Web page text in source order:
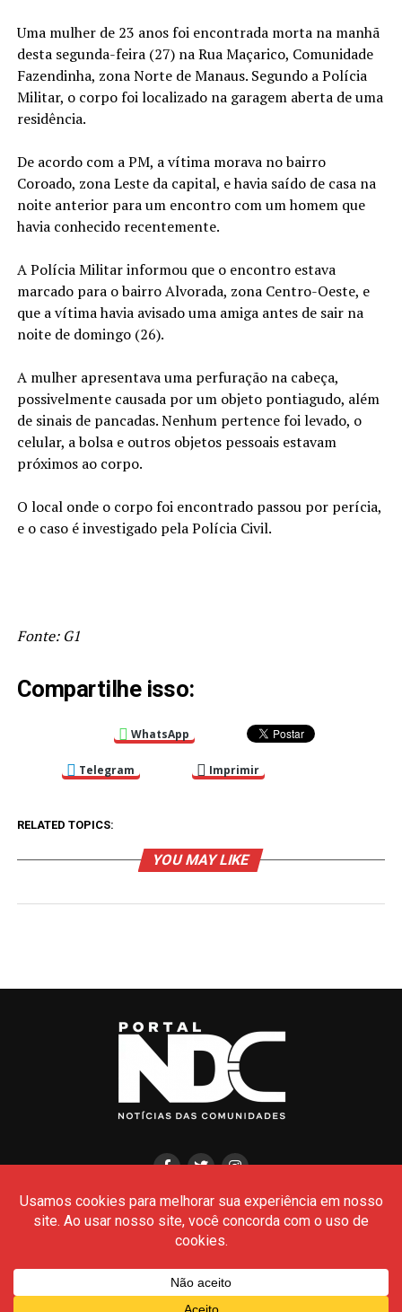
Uma mulher de 23 anos foi encontrada morta na manhã
desta segunda-feira (27) na Rua Maçarico, Comunidade
Fazendinha, zona Norte de Manaus. Segundo a Polícia
Militar, o corpo foi localizado na garagem aberta de uma
residência.
De acordo com a PM, a vítima morava no bairro
Coroado, zona Leste da capital, e havia saído de casa na
noite anterior para um encontro com um homem que
havia conhecido recentemente.
A Polícia Militar informou que o encontro estava
marcado para o bairro Alvorada, zona Centro-Oeste, e
que a vítima havia avisado uma amiga antes de sair na
noite de domingo (26).
A mulher apresentava uma perfuração na cabeça,
possivelmente causada por um objeto pontiagudo, além
de sinais de pancadas. Nenhum pertence foi levado, o
celular, a bolsa e outros objetos pessoais estavam
próximos ao corpo.
O local onde o corpo foi encontrado passou por perícia,
e o caso é investigado pela Polícia Civil.
Fonte: G1
Compartilhe isso:
WhatsApp
Telegram Imprimir
RELATED TOPICS:
YOU MAY LIKE
HOME POLÍCIA POLÍTICA
AMAZONAS
CULTURA
Todos os Direitos Reservados- © 2026 - Portal NDC